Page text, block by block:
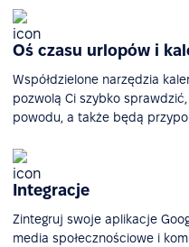
Oś czasu urlopów i
Współdzielone narzędzia
pozwolą Ci szybko
powodu, a także będą
Integracje
Zintegruj swoje aplikacje
media społecznościowe i